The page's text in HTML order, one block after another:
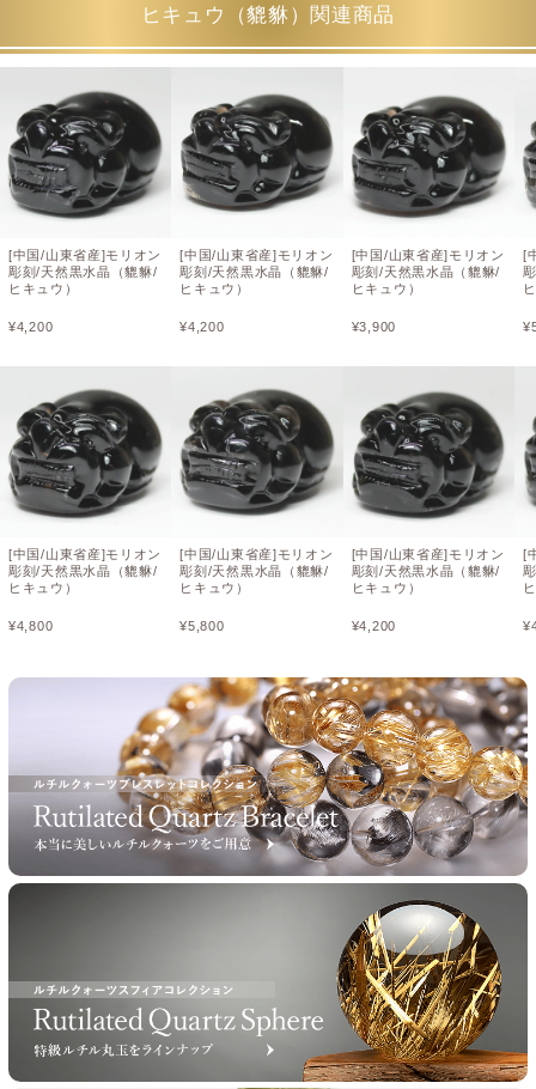
ヒキュウ（貔貅）関連商品
[中国/山東省産]モリオン
彫刻/天然黒水晶（貔貅/
ヒキュウ）
¥4,200
[中国/山東省産]モリオン
彫刻/天然黒水晶（貔貅/
ヒキュウ）
¥4,800
[中国/山東省産]モリオン
彫刻/天然黒水晶（貔貅/
ヒキュウ）
¥4,200
[中国/山東省産]モリオン
彫刻/天然黒水晶（貔貅/
ヒキュウ）
¥5,800
[中国/山東省産]モリオン
彫刻/天然黒水晶（貔貅/
ヒキュウ）
¥3,900
[中国/山東省産]モリオン
彫刻/天然黒水晶（貔貅/
ヒキュウ）
¥4,200
[
¥
[
¥